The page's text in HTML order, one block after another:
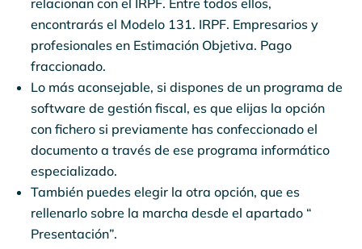
relacionan con el IRPF. Entre todos ellos,
encontrarás el Modelo 131. IRPF. Empresarios y
profesionales en Estimación Objetiva. Pago
fraccionado.
Lo más aconsejable, si dispones de un programa de
software de gestión fiscal, es que elijas la opción
con fichero si previamente has confeccionado el
documento a través de ese programa informático
especializado.
También puedes elegir la otra opción, que es
rellenarlo sobre la marcha desde el apartado “
Presentación”.